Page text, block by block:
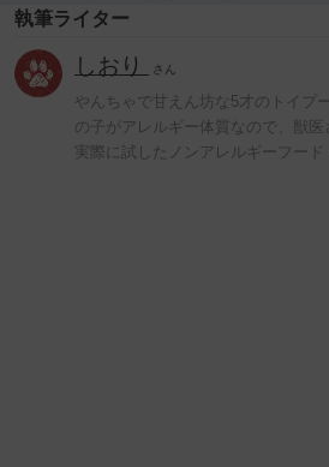
執筆ライター
しおり さん
やんちゃで甘えん坊な5才のトイプ
の子がアレルギー体質なので、獣
実際に試したノンアレルギーフー